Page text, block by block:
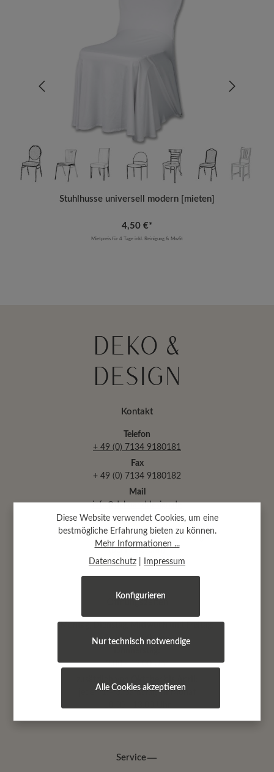
Stuhlhusse universell modern [mieten]
4,50 €*
Mietpreis für 4 Tage inkl. Reinigung & MwSt
Kontakt
Telefon
+ 49 (0) 7134 9180181
Fax
+ 49 (0) 7134 9180182
Mail
info@dekoanddesign.de
Abtsäckerstr. 30 · 74189 Weinsberg
(bei Heilbronn)
Öffnungszeiten
9.00 - 17.00 Uhr
9.00 - 19.00 Uhr
jeden 1.+ 3. Samstag im Monat
Service
Diese Website verwendet Cookies, um eine
bestmögliche Erfahrung bieten zu können.
Mehr Informationen ...
Datenschutz Impressum
Nur technisch notwendige
Konfigurieren
Alle Cookies akzeptieren